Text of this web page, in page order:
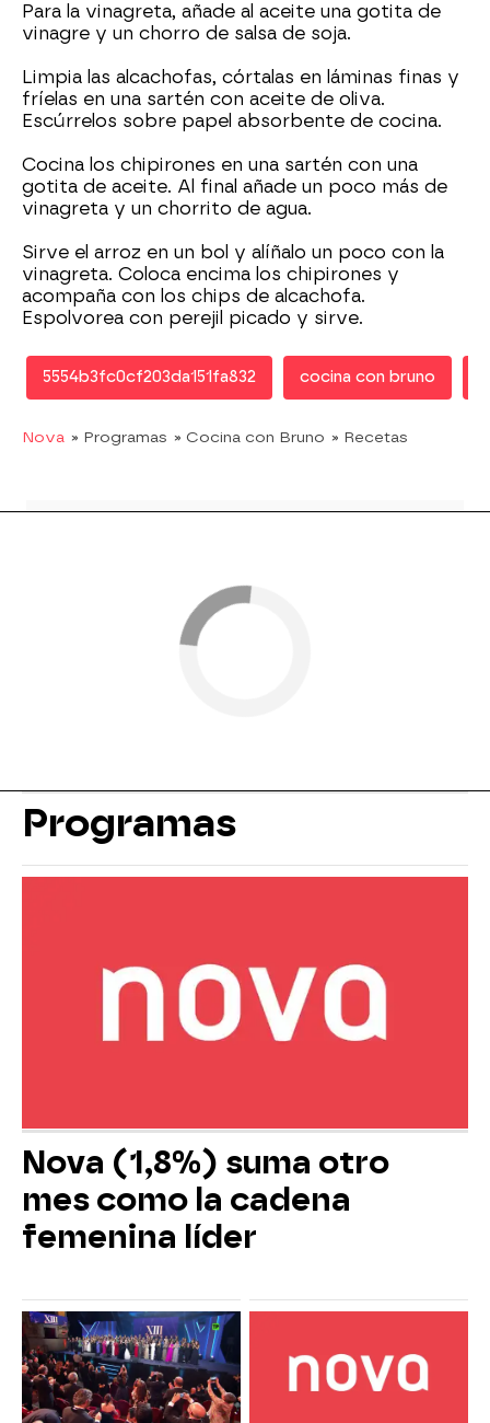
Para la vinagreta, añade al aceite una gotita de
vinagre y un chorro de salsa de soja.
Limpia las alcachofas, córtalas en láminas finas y
fríelas en una sartén con aceite de oliva.
Escúrrelos sobre papel absorbente de cocina.
Cocina los chipirones en una sartén con una
gotita de aceite. Al final añade un poco más de
vinagreta y un chorrito de agua.
Sirve el arroz en un bol y alíñalo un poco con la
vinagreta. Coloca encima los chipirones y
acompaña con los chips de alcachofa.
Espolvorea con perejil picado y sirve.
5554b3fc0cf203da151fa832 cocina con bruno
Nova » Programas » Cocina con Bruno » Recetas
Programas
Nova (1,8%) suma otro
mes como la cadena
femenina líder